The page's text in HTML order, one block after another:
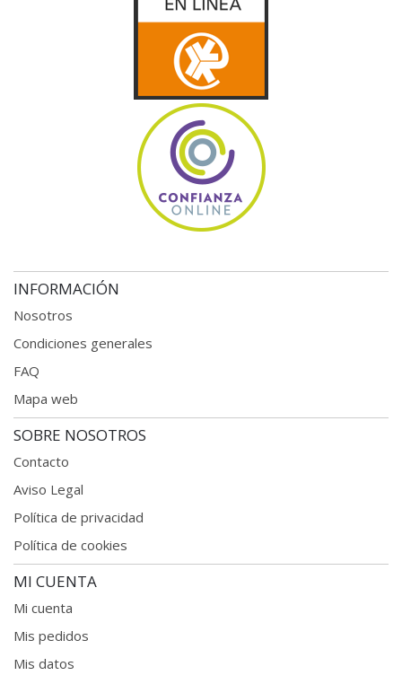
INFORMACIÓN
Nosotros
Condiciones generales
FAQ
Mapa web
SOBRE NOSOTROS
Contacto
Aviso Legal
Política de privacidad
Política de cookies
MI CUENTA
Mi cuenta
Mis pedidos
Mis datos